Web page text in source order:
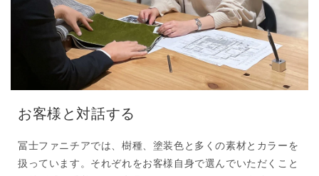
お客様と対話する
冨士ファニチアでは、樹種、塗装色と多くの素材とカラーを
扱っています。それぞれをお客様自身で選んでいただくこと